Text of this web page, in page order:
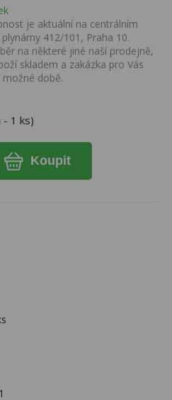
je aktuální na centrálním
412/101, Praha 10.
na některé jiné naší prodejně,
skladem a zakázka pro Vás
době.
- 1 ks)
Koupit